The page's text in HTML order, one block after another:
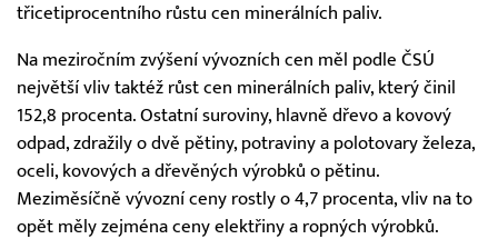
třicetiprocentního růstu cen minerálních paliv.
Na meziročním zvýšení vývozních cen měl podle ČSÚ
největší vliv taktéž růst cen minerálních paliv, který činil
152,8 procenta. Ostatní suroviny, hlavně dřevo a kovový
odpad, zdražily o dvě pětiny, potraviny a polotovary železa,
oceli, kovových a dřevěných výrobků o pětinu.
Meziměsíčně vývozní ceny rostly o 4,7 procenta, vliv na to
opět měly zejména ceny elektřiny a ropných výrobků.